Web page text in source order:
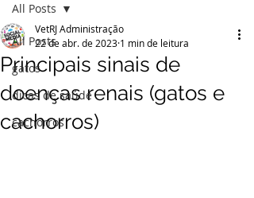
All Posts
gatos
dicas de saúde
cachorros
All Posts
Principais sinais de
doenças renais (gatos e
cachorros)
VetRJ Administração
22 de abr. de 2023 1 min de leitura